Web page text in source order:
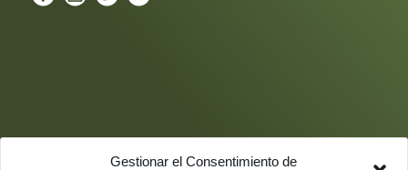
Gestionar el Consentimiento de